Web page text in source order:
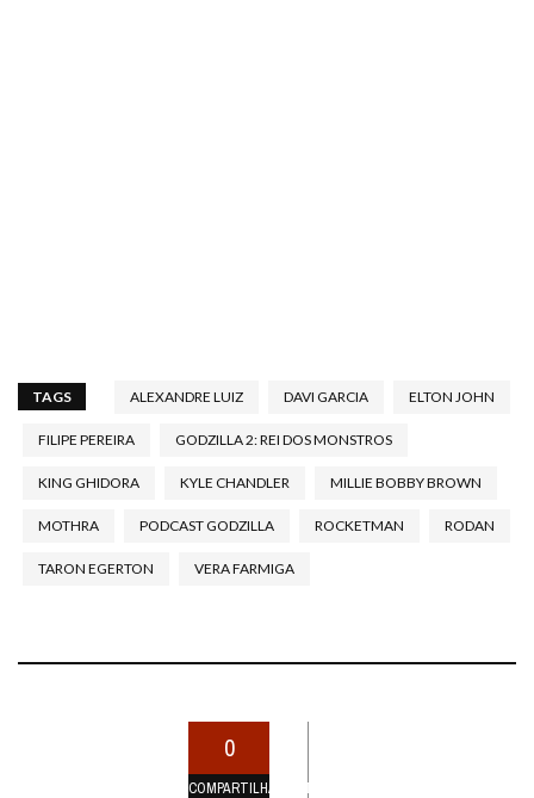
TAGS ALEXANDRE LUIZ DAVI GARCIA ELTON JOHN
FILIPE PEREIRA GODZILLA 2: REI DOS MONSTROS
KING GHIDORA KYLE CHANDLER MILLIE BOBBY BROWN
MOTHRA PODCAST GODZILLA ROCKETMAN RODAN
TARON EGERTON VERA FARMIGA
0
COMPARTILHAMENTOS